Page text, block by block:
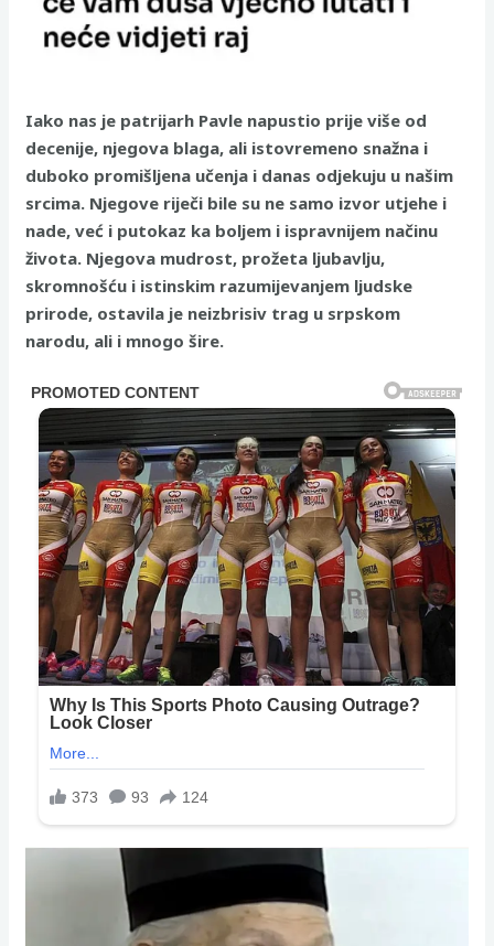
Iako nas je patrijarh Pavle napustio prije više od
decenije, njegova blaga, ali istovremeno snažna i
duboko promišljena učenja i danas odjekuju u našim
srcima. Njegove riječi bile su ne samo izvor utjehe i
nade, već i putokaz ka boljem i ispravnijem načinu
života. Njegova mudrost, prožeta ljubavlju,
skromnošću i istinskim razumijevanjem ljudske
prirode, ostavila je neizbrisiv trag u srpskom
narodu, ali i mnogo šire.